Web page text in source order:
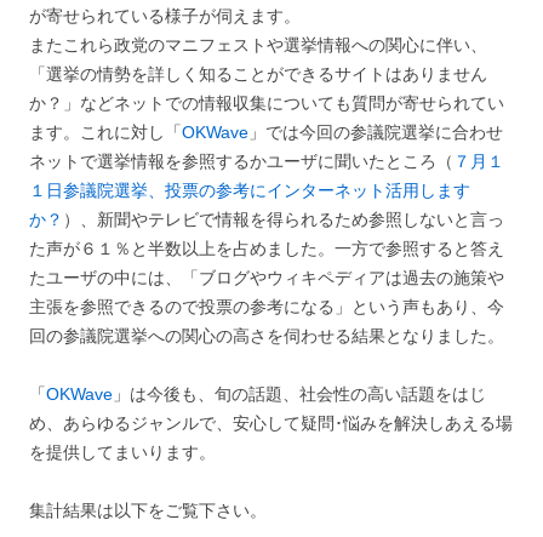
が寄せられている様子が伺えます。
またこれら政党のマニフェストや選挙情報への関心に伴い、
「選挙の情勢を詳しく知ることができるサイトはありません
か？」などネットでの情報収集についても質問が寄せられてい
ます。これに対し「OKWave 」では今回の参議院選挙に合わせ
ネットで選挙情報を参照するかユーザに聞いたところ（ ７月１
１日参議院選挙、投票の参考にインターネット活用します
か？ ）、新聞やテレビで情報を得られるため参照しないと言っ
た声が６１％と半数以上を占めました。一方で参照すると答え
たユーザの中には、「ブログやウィキペディアは過去の施策や
主張を参照できるので投票の参考になる」という声もあり、今
回の参議院選挙への関心の高さを伺わせる結果となりました。
「OKWave 」は今後も、旬の話題、社会性の高い話題をはじ
め、あらゆるジャンルで、安心して疑問･悩みを解決しあえる場
を提供してまいります。
集計結果は以下をご覧下さい。